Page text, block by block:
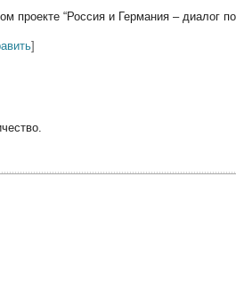
проекте “Россия и Германия – диалог
]